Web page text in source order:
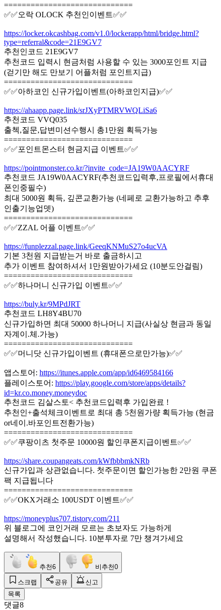
=============================
✅✅오락 OLOCK 추천인이벤트✅✅
https://locker.okcashbag.com/v1.0/lockerapp/html/bridge.html?
type=referral&code=21E9GV7
추천인코드 21E9GV7
추천코드 입력시 현금처럼 사용할 수 있는 3000포인트 지급
(걷기만 해도 만보기 어플처럼 포인트지급)
=============================
✅✅아하코인 신규가입이벤트(아하코인지급)✅✅
https://ahaapp.page.link/srJXyPTMRVWQLiSa6
추천코드 VVQ035
출첵,질문,답변미션수행시 총1만원 획득가능
=============================
✅✅포인트몬스터 현금지급 이벤트✅✅
https://pointmonster.co.kr/?invite_code=JA19W0AACYRF
추천코드 JA19W0AACYRF(추천코드입력후,프로필에서휴대
폰인중필수)
최대 5000원 획득, 깊콘교환가능 (네페로 교환가능하고 추후
인출기능업뎃)
=============================
✅✅ZZAL 어플 이벤트✅✅
https://funplezzal.page.link/GeeqKNMuS27o4ucVA
기본 3천원 지급받는거 바로 출금하시고
추가 이벤트 참여하셔서 1만원받아가세요 (10분도안걸림)
=============================
✅✅하나머니 신규가입 이벤트✅✅
https://buly.kr/9MPdJRT
추천코드 LH8Y4BU70
신규가입하면 최대 50000 하나머니 지급(사실상 현금과 동일
자계이.체.가능)
=============================
✅✅머니닷 신규가입이벤트 (휴대폰으로만가능)✅✅
앱스토어: https://itunes.apple.com/app/id6469584166
플레이스토어: https://play.google.com/store/apps/details?
id=kr.co.money.moneydoc
추천코드 김살스토< 추천코드입력후 가입완료 !
추천인+출석체크이벤트로 최대 총 5천원가량 획득가능 (현금
or네이.바포인트전환가능)
=============================
✅✅쿠팡이츠 첫주문 10000원 할인쿠폰지급이벤트✅✅
https://share.coupangeats.com/kWfbbbmkNRb
신규가입과 상관없습니다. 첫주문이면 할인가능한 2만원 쿠폰
팩 지급됩니다
=============================
✅✅OKX거래소 100USDT 이벤트✅✅
https://moneyplus707.tistory.com/211
위 블로그에 코인거래 모르는 초보자도 가능하게
설명해서 작성했습니다. 10분투자로 7만 챙겨가세요
추천6 비추천0
스크랩 공유
신고
목록
댓글8